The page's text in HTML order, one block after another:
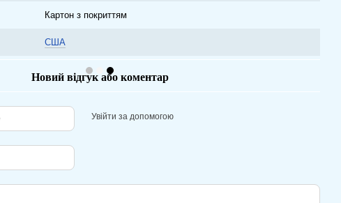
Картон з покриттям
США
Новий відгук або коментар
Увійти за допомогою